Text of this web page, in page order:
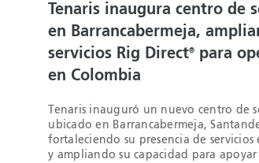
Tenaris inaugura centro de
en Barrancabermeja,
servicios Rig Direct®
para
en Colombia
Tenaris inauguró un nuevo centro de
ubicado en Barrancabermeja,
fortaleciendo su presencia de servicios
y ampliando su capacidad para apoyar